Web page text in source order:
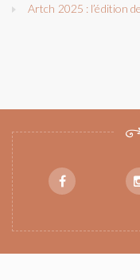
Artch 2025 : l’édition